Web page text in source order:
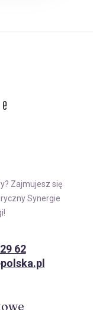
Zajmujesz się
Synergie
62